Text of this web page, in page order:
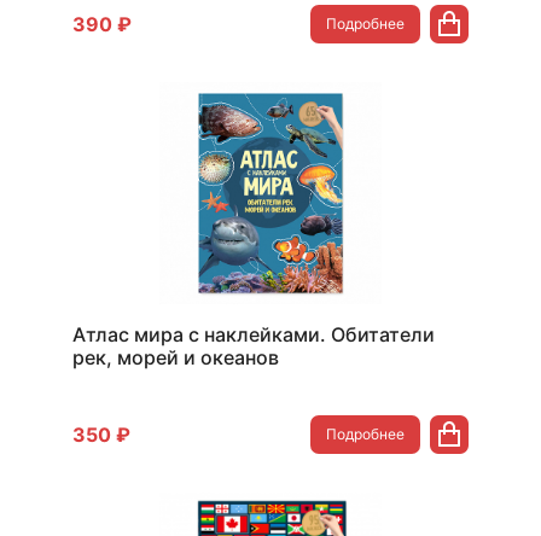
390 ₽ Подробнее
Атлас мира с наклейками. Обитатели
рек, морей и океанов
350 ₽ Подробнее